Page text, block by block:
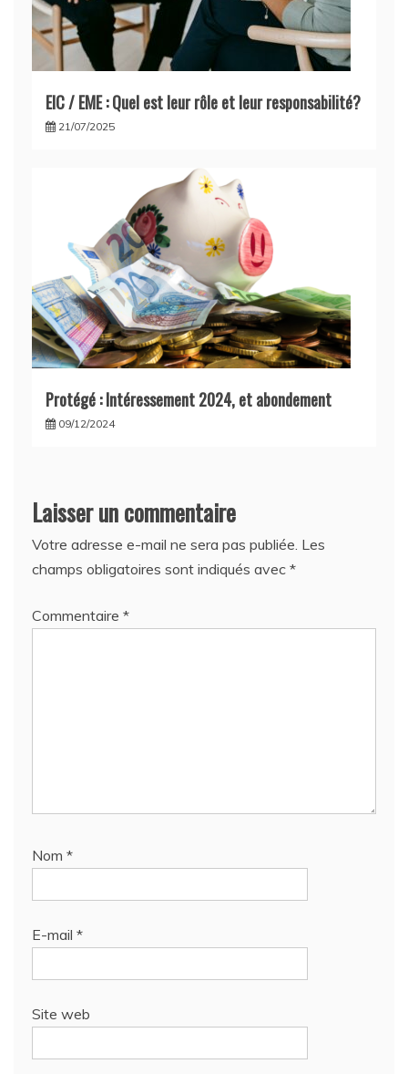
EIC / EME : Quel est leur rôle et leur responsabilité?
21/07/2025
Protégé : Intéressement 2024, et abondement
09/12/2024
Laisser un commentaire
Votre adresse e-mail ne sera pas publiée. Les
champs obligatoires sont indiqués avec *
Commentaire *
Nom *
E-mail *
Site web